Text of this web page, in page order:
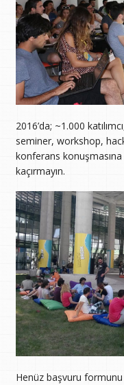
2016’da; ~1.000
seminer, workshop,
konferans
kaçırmayın.
Henüz başvuru formunu